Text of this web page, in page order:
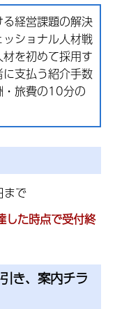
経営課題の解決
ショナル人材戦
を初めて採用す
支払う紹介手数
・旅費の10分の
で
した時点で受付終
き、案内チラ